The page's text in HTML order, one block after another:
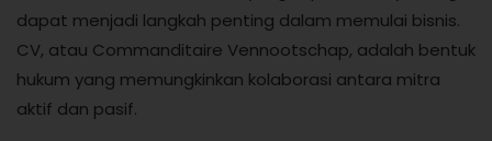
dapat menjadi langkah penting dalam memulai bisnis.
CV, atau Commanditaire Vennootschap, adalah bentuk
hukum yang memungkinkan kolaborasi antara mitra
aktif dan pasif.